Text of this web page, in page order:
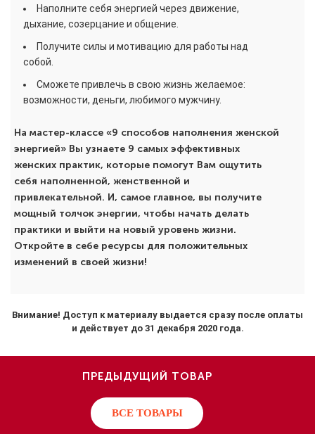
Наполните себя энергией через движение,
дыхание, созерцание и общение.
Получите силы и мотивацию для работы над
собой.
Сможете привлечь в свою жизнь желаемое:
возможности, деньги, любимого мужчину.
На мастер-классе «9 способов наполнения женской
энергией» Вы узнаете 9 самых эффективных
женских практик, которые помогут Вам ощутить
себя наполненной, женственной и
привлекательной. И, самое главное, вы получите
мощный толчок энергии, чтобы начать делать
практики и выйти на новый уровень жизни.
Откройте в себе ресурсы для положительных
изменений в своей жизни!
Внимание! Доступ к материалу выдается сразу после оплаты
и действует до 31 декабря 2020 года.
ПРЕДЫДУЩИЙ ТОВАР
ВСЕ ТОВАРЫ